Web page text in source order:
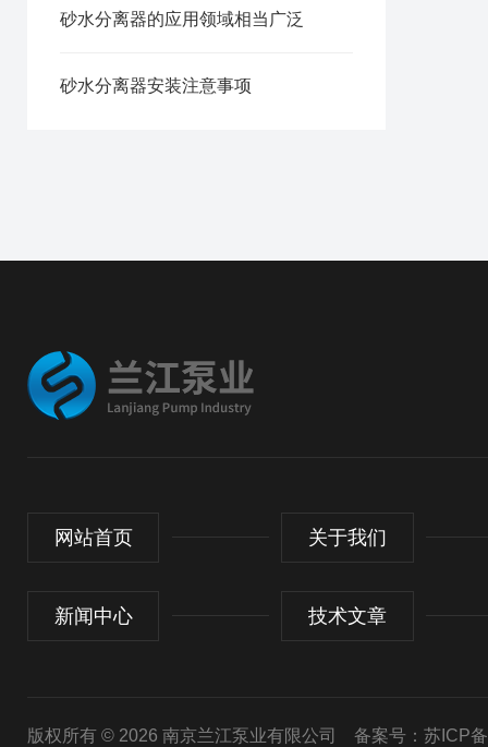
砂水分离器的应用领域相当广泛
砂水分离器安装注意事项
网站首页 关于我们
新闻中心 技术文章
版权所有 © 2026 南京兰江泵业有限公司 备案号：苏ICP